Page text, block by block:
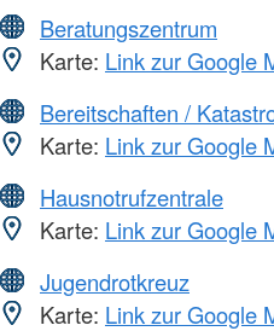
Beratungszentrum
Karte: Link zur Google
Bereitschaften /
Karte: Link zur Google
Hausnotrufzentrale
Karte: Link zur Google
Jugendrotkreuz
Karte: Link zur Google